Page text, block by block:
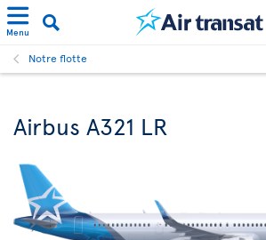
Menu
Notre flotte
Airbus A321 LR